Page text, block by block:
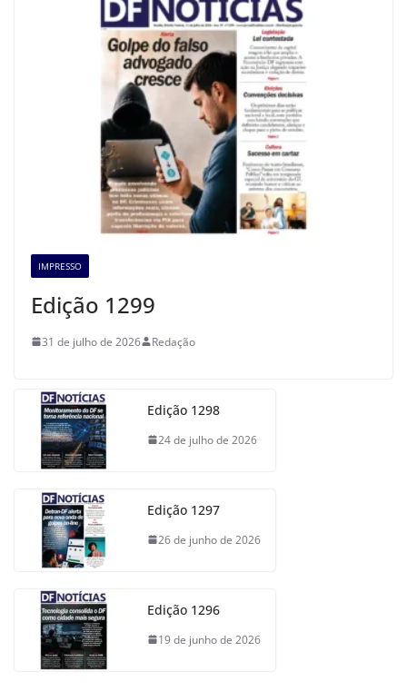
IMPRESSO
Edição 1299
31 de julho de 2026 Redação
Edição 1298
24 de julho de 2026
Edição 1297
26 de junho de 2026
Edição 1296
19 de junho de 2026